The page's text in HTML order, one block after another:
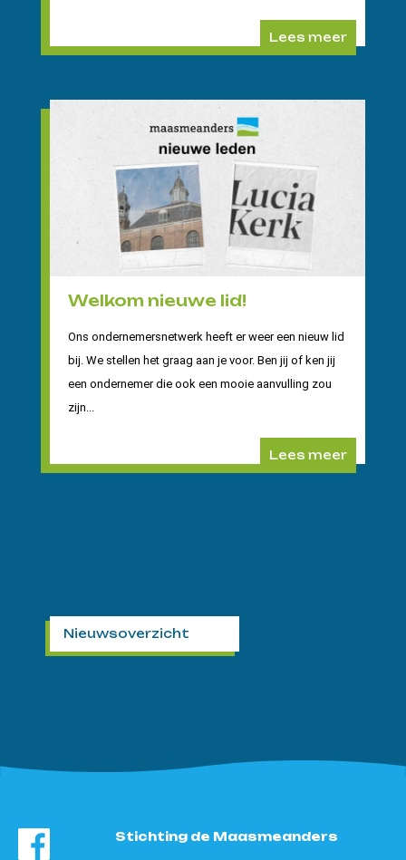
Lees meer
Welkom nieuwe lid!
Ons ondernemersnetwerk heeft er weer een nieuw lid
bij. We stellen het graag aan je voor. Ben jij of ken jij
een ondernemer die ook een mooie aanvulling zou
zijn...
Lees meer
Nieuwsoverzicht
Stichting de Maasmeanders